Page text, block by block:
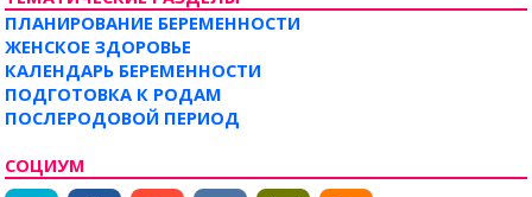
ПЛАНИРОВАНИЕ БЕРЕМЕННОСТИ
ЖЕНСКОЕ ЗДОРОВЬЕ
КАЛЕНДАРЬ БЕРЕМЕННОСТИ
ПОДГОТОВКА К РОДАМ
ПОСЛЕРОДОВОЙ ПЕРИОД
СОЦИУМ